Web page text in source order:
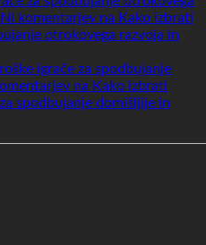
Ni komentarjev na Kako izbrati
otrokovega razvoja in
igrače za spodbujanje
na Kako izbrati
spodbujanje domišljije in